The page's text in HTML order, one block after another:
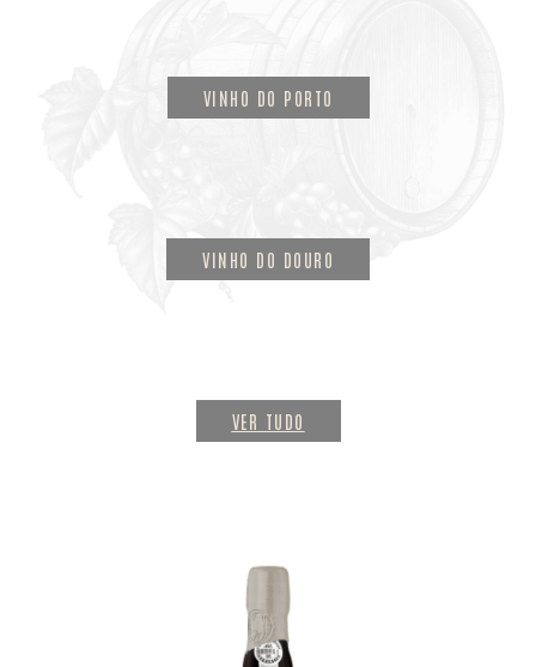
VINHO DO PORTO
VINHO DO DOURO
VER TUDO